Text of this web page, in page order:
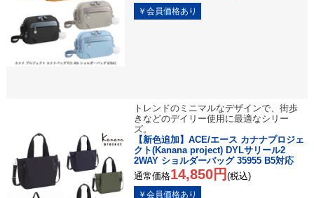
トレンドのミニマルなデザインで、街歩
きなどのデイリー使用に最適なシリー
ズ。
【新色追加】ACE/エース カナナプロジェ
クト(Kanana project) DYLサリール2
2WAY ショルダーバッグ 35955 B5対応
通常価格14,850円 (税込)